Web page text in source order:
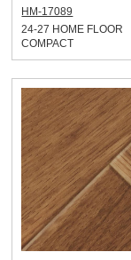
HM-17089
24-27 HOME FLOOR
COMPACT